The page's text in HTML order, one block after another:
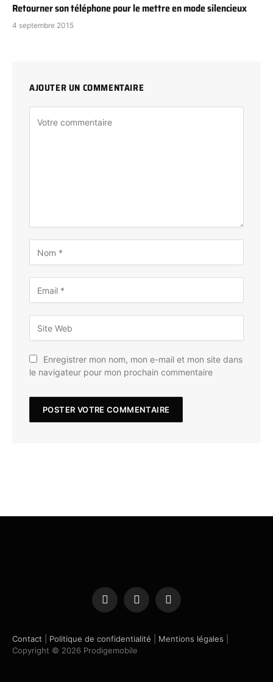
Retourner son téléphone pour le mettre en mode silencieux
4 septembre 2015
AJOUTER UN COMMENTAIRE
Enregistrer mon nom, mon e-mail et mon site dans
le navigateur pour mon prochain commentaire
Facebook
X
Instagram
Contact Politique de confidentialité Mentions légales
Copyright © 2026 Prodigemobile